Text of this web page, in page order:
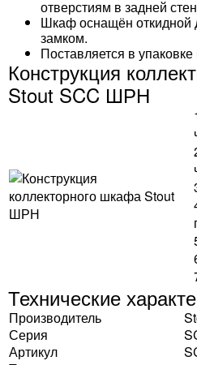
отверстиям в задней
Шкаф оснащён откидной
замком.
Поставляется в
Конструкция
Stout SCC ШРН
Технические
Производитель
Серия
Артикул